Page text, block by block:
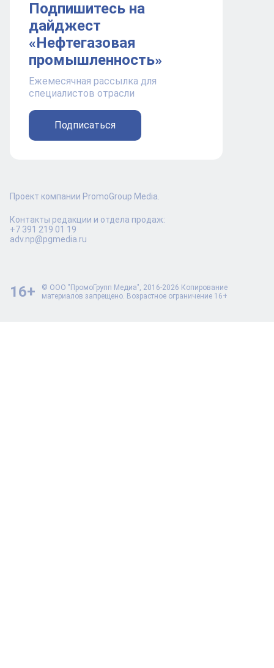
Подпишитесь на
дайджест
«Нефтегазовая
промышленность»
Ежемесячная рассылка для
специалистов отрасли
Подписаться
Проект компании PromoGroup Media.
Контакты редакции и отдела продаж:
+7 391 219 01 19
adv.np@pgmedia.ru
© ООО "ПромоГрупп Медиа", 2016-2026 Копирование
материалов запрещено. Возрастное ограничение 16+
16+